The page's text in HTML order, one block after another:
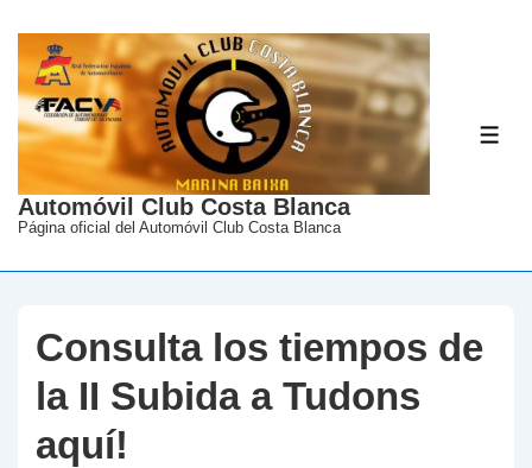
Saltar
contenido
principal
Automóvil Club Costa Blanca
Página oficial del Automóvil Club Costa Blanca
Consulta los tiempos de
la II Subida a Tudons
aquí!